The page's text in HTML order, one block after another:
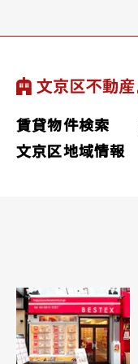
賃貸物件検索
文京区地域情報